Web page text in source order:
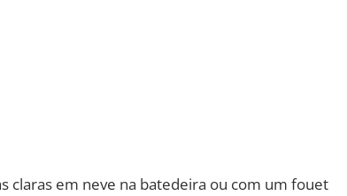
claras em neve na batedeira ou com um fouet